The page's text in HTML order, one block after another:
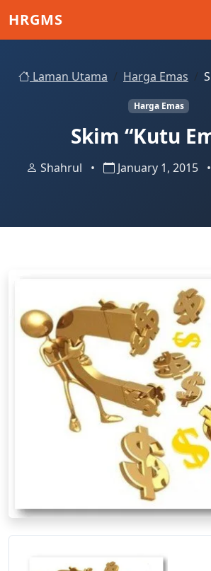
HRGMS
Laman Utama Harga Emas
Harga Emas
Skim “Kutu
Shahrul • January 1, 2015 •